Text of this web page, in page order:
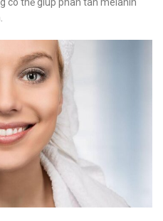
có thể giúp phân tán melanin